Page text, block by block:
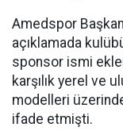
Amedspor
açıklamada
sponsor ismi
karşılık yerel ve
modelleri
ifade etmişti.